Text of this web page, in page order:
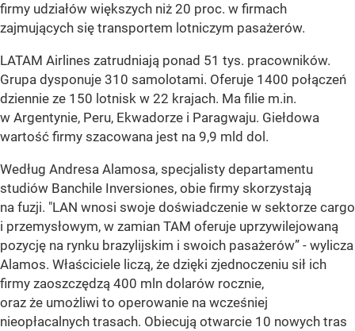
firmy udziałów większych niż 20 proc. w firmach
zajmujących się transportem lotniczym pasażerów.
LATAM Airlines zatrudniają ponad 51 tys. pracowników.
Grupa dysponuje 310 samolotami. Oferuje 1400 połączeń
dziennie ze 150 lotnisk w 22 krajach. Ma filie m.in.
w Argentynie, Peru, Ekwadorze i Paragwaju. Giełdowa
wartość firmy szacowana jest na 9,9 mld dol.
Według Andresa Alamosa, specjalisty departamentu
studiów Banchile Inversiones, obie firmy skorzystają
na fuzji. "LAN wnosi swoje doświadczenie w sektorze cargo
i przemysłowym, w zamian TAM oferuje uprzywilejowaną
pozycję na rynku brazylijskim i swoich pasażerów” - wylicza
Alamos. Właściciele liczą, że dzięki zjednoczeniu sił ich
firmy zaoszczędzą 400 mln dolarów rocznie,
oraz że umożliwi to operowanie na wcześniej
nieopłacalnych trasach. Obiecują otwarcie 10 nowych tras